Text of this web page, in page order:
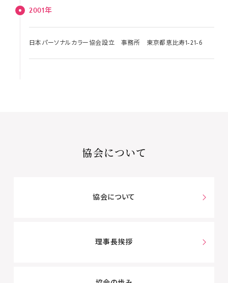
2001年
日本パーソナルカラー協会設立 事務所 東京都恵比寿1-21-6
協会について
協会について
理事長挨拶